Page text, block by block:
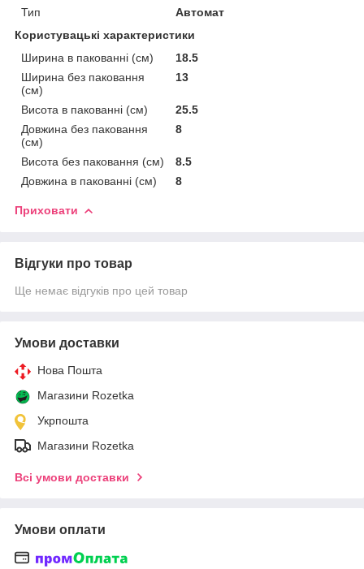
Тип
Автомат
Користувацькі характеристики
Ширина в пакованні (см)
18.5
Ширина без паковання
(см)
13
Висота в пакованні (см)
25.5
Довжина без паковання
(см)
8
Висота без паковання (см)
8.5
Довжина в пакованні (см)
8
Приховати
Відгуки про товар
Ще немає відгуків про цей товар
Умови доставки
Нова Пошта
Магазини Rozetka
Укрпошта
Магазини Rozetka
Всі умови доставки
Умови оплати